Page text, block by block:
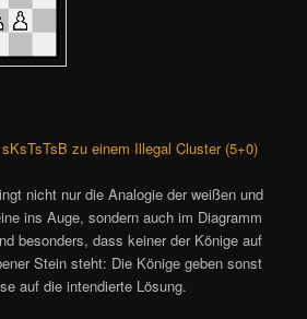
zu einem Illegal Cluster (5+0)
nicht nur die Analogie der weißen und
ins Auge, sondern auch im Diagramm
besonders, dass keiner der Könige auf
Stein steht: Die Könige geben sonst
auf die intendierte Lösung.